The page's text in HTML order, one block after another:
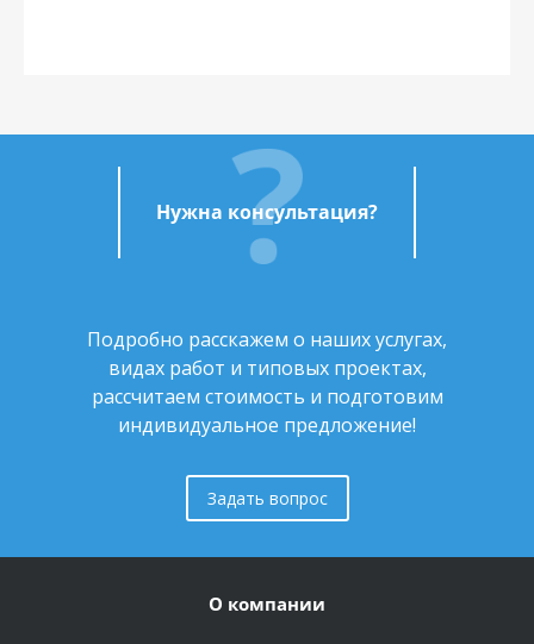
Нужна консультация?
Подробно расскажем о наших услугах,
видах работ и типовых проектах,
рассчитаем стоимость и подготовим
индивидуальное предложение!
Задать вопрос
О компании